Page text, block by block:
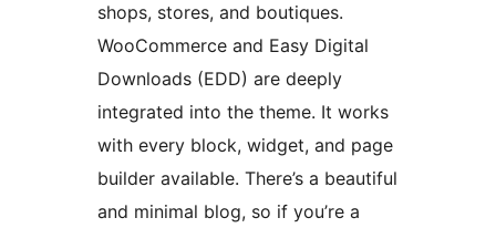
shops, stores, and boutiques.
WooCommerce and Easy Digital
Downloads (EDD) are deeply
integrated into the theme. It works
with every block, widget, and page
builder available. There’s a beautiful
and minimal blog, so if you’re a